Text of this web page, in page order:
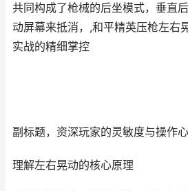
共同构成了枪械的后坐模式，垂直
动屏幕来抵消，,和平精英压枪左右
实战的精细掌控
副标题，资深玩家的灵敏度与操作
理解左右晃动的核心原理